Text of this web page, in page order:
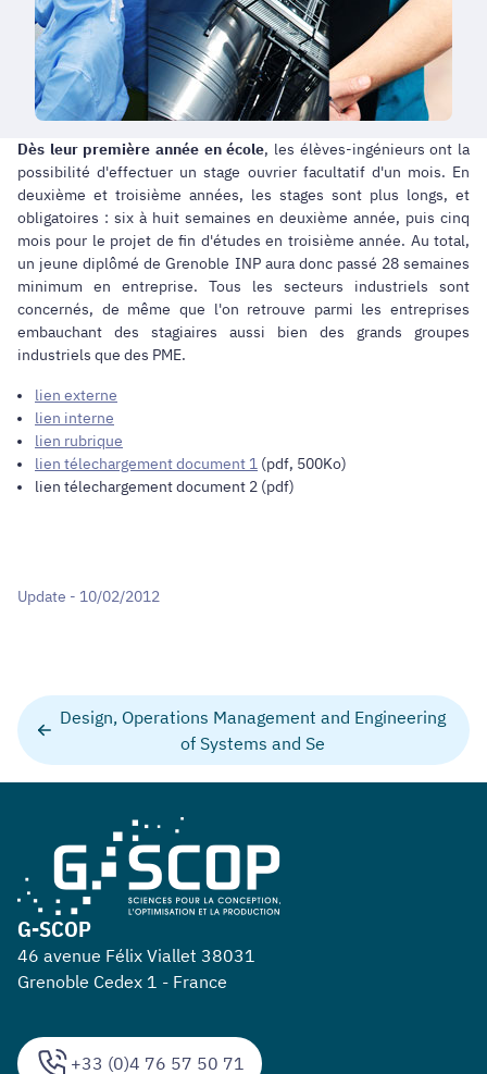
Dès leur première année en école, les élèves-ingénieurs ont la
possibilité d'effectuer un stage ouvrier facultatif d'un mois. En
deuxième et troisième années, les stages sont plus longs, et
obligatoires : six à huit semaines en deuxième année, puis cinq
mois pour le projet de fin d'études en troisième année. Au total,
un jeune diplômé de Grenoble INP aura donc passé 28 semaines
minimum en entreprise. Tous les secteurs industriels sont
concernés, de même que l'on retrouve parmi les entreprises
embauchant des stagiaires aussi bien des grands groupes
industriels que des PME.
lien externe
lien interne
lien rubrique
lien télechargement document 1 (pdf, 500Ko)
lien télechargement document 2 (pdf)
Update - 10/02/2012
Design, Operations Management and Engineering
of Systems and Se
+33 (0)4 76 57 50 71
G-SCOP
46 avenue Félix Viallet 38031
Grenoble Cedex 1 - France